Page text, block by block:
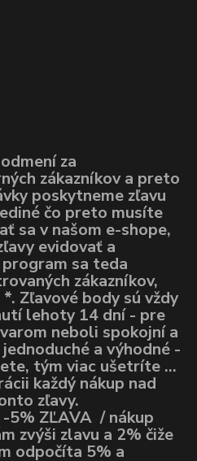
za
zákazníkov a preto
poskytneme zľavu
čo preto musíte
sa v našom e-shope,
evidovať a
sa teda
zákazníkov,
Zľavové body sú vždy
lehoty 14 dní - pre
neboli spokojní a
a výhodné -
tým viac ušetríte ...
každý nákup nad
zľavy.
5% ZĽAVA / nákup
zvýši zlavu a 2% čiže
odpočíta 5% a